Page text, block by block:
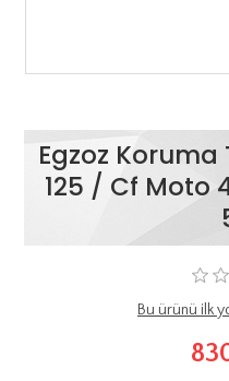
Egzoz Koruma
125 / Cf Moto
Bu ürünü ilk